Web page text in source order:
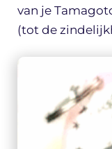
van je
(tot de